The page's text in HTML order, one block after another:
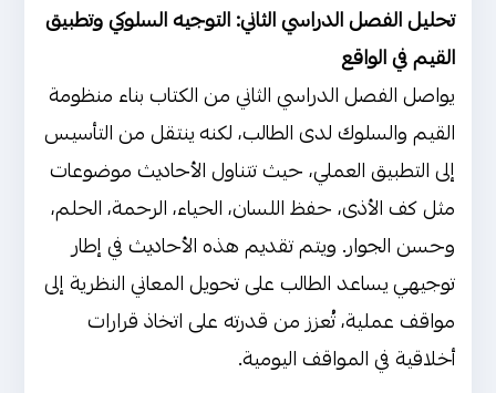
تحليل الفصل الدراسي الثاني: التوجيه السلوكي وتطبيق
القيم في الواقع
يواصل الفصل الدراسي الثاني من الكتاب بناء منظومة
القيم والسلوك لدى الطالب، لكنه ينتقل من التأسيس
إلى التطبيق العملي، حيث تتناول الأحاديث موضوعات
مثل كف الأذى، حفظ اللسان، الحياء، الرحمة، الحلم،
وحسن الجوار. ويتم تقديم هذه الأحاديث في إطار
توجيهي يساعد الطالب على تحويل المعاني النظرية إلى
مواقف عملية، تُعزز من قدرته على اتخاذ قرارات
أخلاقية في المواقف اليومية.